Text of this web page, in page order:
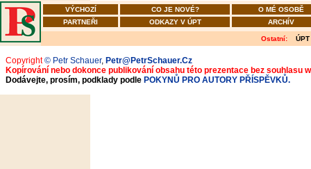
VÝCHOZÍ CO JE NOVÉ?
O MÉ OSOBĚ
PARTNEŘI
ODKAZY V ÚPT ARCHÍV
Ostatní: ÚPT
Copyright© Petr Schauer, Petr@PetrSchauer.Cz
Kopírování nebo dokonce publikování obsahu této prezentace bez souhlasu
Dodávejte, prosím, podklady podle POKYNŮ PRO AUTORY PŘÍSPĚVKŮ.